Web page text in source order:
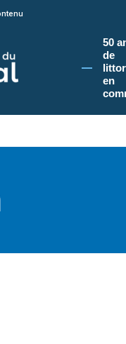
du littoral, vous
50
de
en